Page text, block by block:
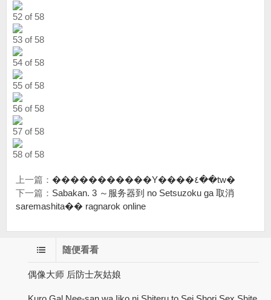
52 of 58
53 of 58
54 of 58
55 of 58
56 of 58
57 of 58
58 of 58
上一篇：
�����������Y����٤��tw�
下一篇： Sabakan. 3 ～服务器到 no Setsuzoku ga 取消
saremashita�� ragnarok online
随便看看
偶像大师 后防士灰姑娘